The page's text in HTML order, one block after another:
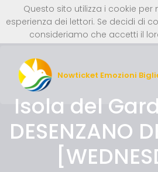
Italiano
English
Deutsch
Nederlands
Nowticket Emozioni
Isola del
DESENZANO
Questo sito utilizza i cookie per
esperienza dei lettori. Se decidi di
consideriamo che accetti il